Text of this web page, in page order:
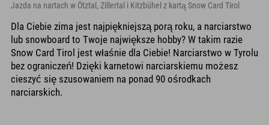
Jazda na nartach w Ötztal, Zillertal i Kitzbühel z kartą Snow Card Tirol
Dla Ciebie zima jest najpiękniejszą porą roku, a narciarstwo
lub snowboard to Twoje największe hobby? W takim razie
Snow Card Tirol jest właśnie dla Ciebie! Narciarstwo w Tyrolu
bez ograniczeń! Dzięki karnetowi narciarskiemu możesz
cieszyć się szusowaniem na ponad 90 ośrodkach
narciarskich.